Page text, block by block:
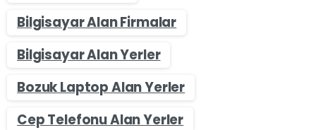
Bilgisayar Alan Firmalar
Bilgisayar Alan Yerler
Bozuk Laptop Alan Yerler
Cep Telefonu Alan Yerler